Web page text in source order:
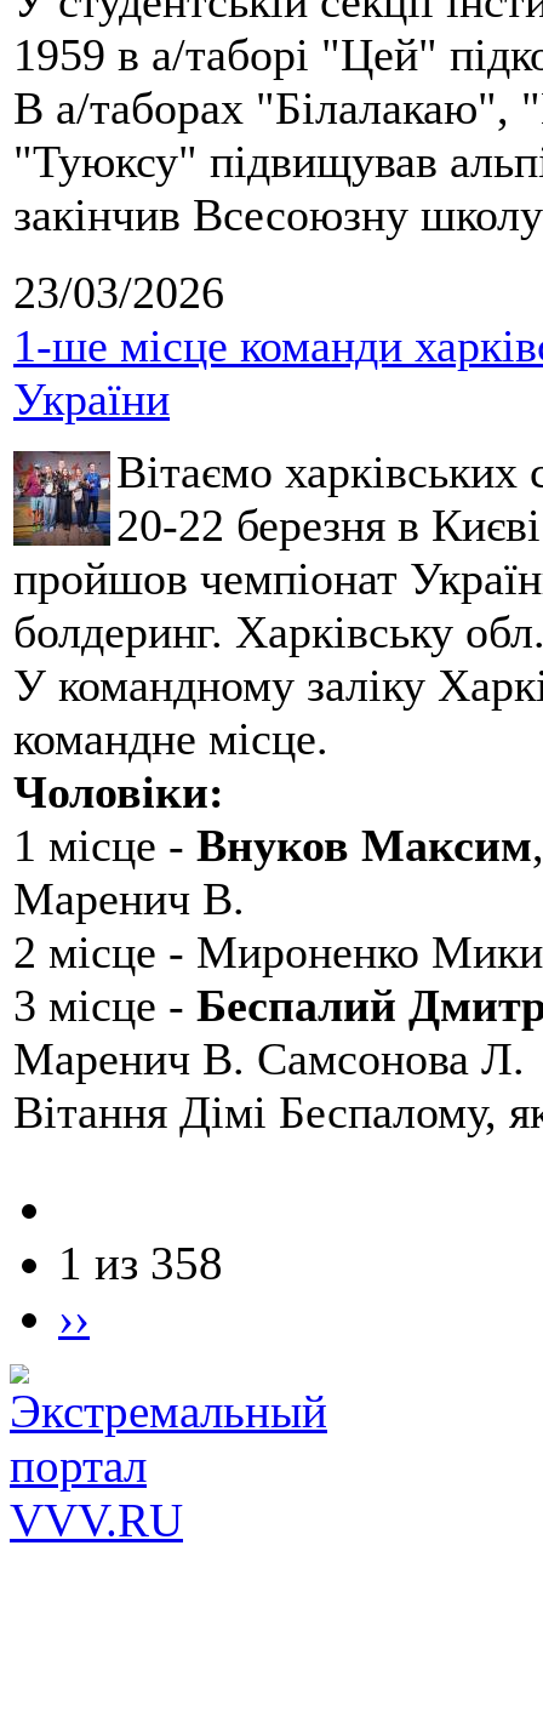
1959 в а/таборі "Цей"
В а/таборах "Білалакаю",
"Туюксу" підвищував
закінчив Всесоюзну
23/03/2026
1-ше місце команди
України
Вітаємо
20-22 березня в
пройшов чемпіонат
болдеринг. Харківську
У командному заліку
командне місце.
Чоловіки:
1 місце - Внуков Максим
Маренич В.
2 місце - Мироненко
3 місце - Беспалий
Маренич В. Самсонова Л.
Вітання Дімі Беспалому,
1 из 358
››